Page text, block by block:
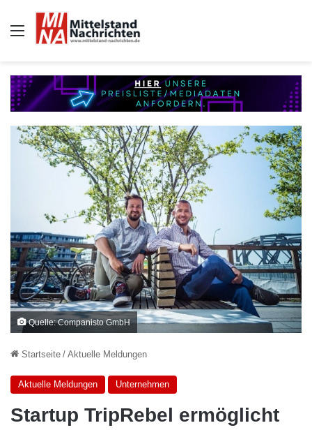
Auswahl
Quelle: Companisto GmbH
Startseite / Aktuelle Meldungen
Aktuelle Meldungen Unternehmen
Startup TripRebel ermöglicht